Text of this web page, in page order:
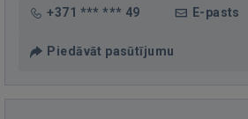
+371 *** *** 49 E-pasts
Piedāvāt pasūtījumu